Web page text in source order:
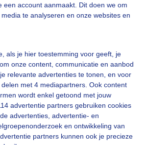
een account aanmaakt. Dit doen we om
te analyseren en onze websites en
als je hier toestemming voor geeft, je
onze content, communicatie en aanbod
relevante advertenties te tonen, en voor
met 4 mediapartners. Ook content
wordt enkel getoond met jouw
advertentie partners gebruiken cookies
advertenties, advertentie- en
en ontwikkeling van
partners kunnen ook je precieze